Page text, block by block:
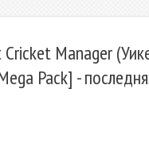
Manager
Pack] -